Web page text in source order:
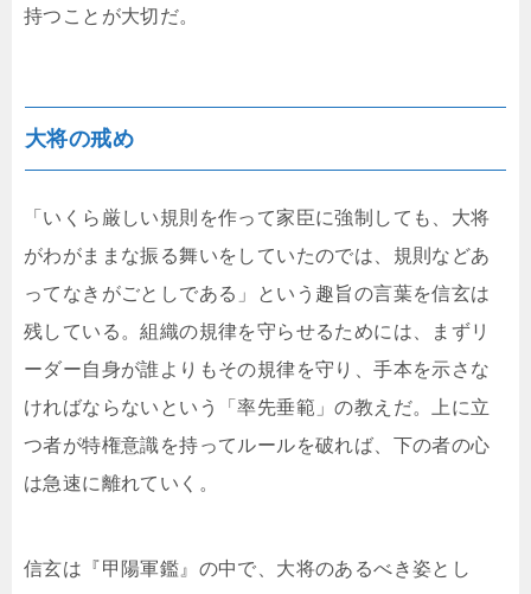
持つことが大切だ。
大将の戒め
「いくら厳しい規則を作って家臣に強制しても、大将
がわがままな振る舞いをしていたのでは、規則などあ
ってなきがごとしである」という趣旨の言葉を信玄は
残している。組織の規律を守らせるためには、まずリ
ーダー自身が誰よりもその規律を守り、手本を示さな
ければならないという「率先垂範」の教えだ。上に立
つ者が特権意識を持ってルールを破れば、下の者の心
は急速に離れていく。
信玄は『甲陽軍鑑』の中で、大将のあるべき姿とし